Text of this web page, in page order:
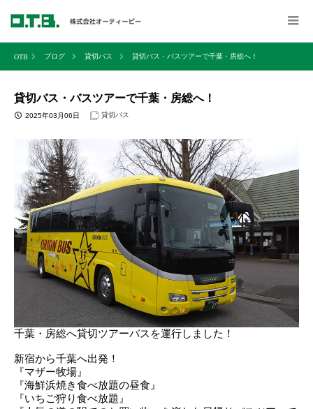
ブログ 貸切バス 貸切バス・バスツアーで千葉・房総へ！
貸切バス・バスツアーで千葉・房総へ！
2025年03月06日 貸切バス
千葉・房総へ貸切ツアーバスを運行しました！
新宿から千葉へ出発！
『マザー牧場』
『海鮮浜焼き食べ放題の昼食』
『いちご狩り食べ放題』